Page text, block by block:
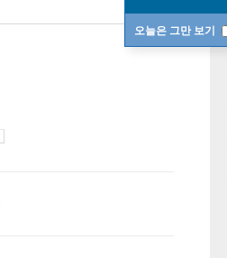
오늘은 그만 보기